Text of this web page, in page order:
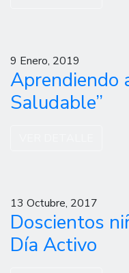
9 Enero, 2019
Aprendiendo
Saludable”
13 Octubre, 2017
Doscientos
Día Activo